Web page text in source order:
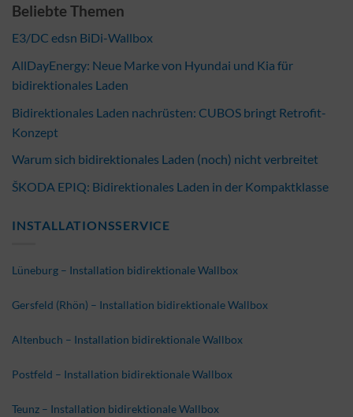
Beliebte Themen
E3/DC edsn BiDi-Wallbox
AllDayEnergy: Neue Marke von Hyundai und Kia für
bidirektionales Laden
Bidirektionales Laden nachrüsten: CUBOS bringt Retrofit-
Konzept
Warum sich bidirektionales Laden (noch) nicht verbreitet
ŠKODA EPIQ: Bidirektionales Laden in der Kompaktklasse
INSTALLATIONSSERVICE
Lüneburg – Installation bidirektionale Wallbox
Gersfeld (Rhön) – Installation bidirektionale Wallbox
Altenbuch – Installation bidirektionale Wallbox
Postfeld – Installation bidirektionale Wallbox
Teunz – Installation bidirektionale Wallbox